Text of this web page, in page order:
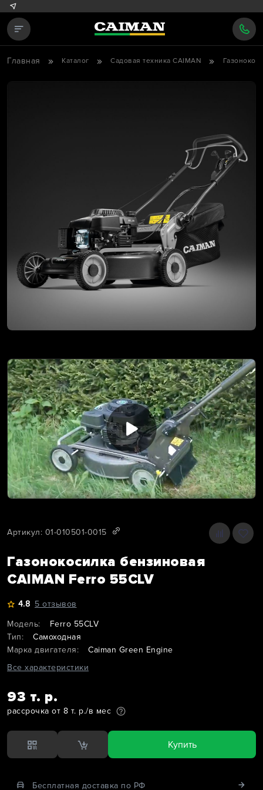
Главная Каталог Садовая техника CAIMAN
Артикул: 01-010501-0015
Газонокосилка бензиновая
CAIMAN Ferro 55CLV
4.8 5 отзывов
Модель:
Ferro 55CLV
Тип:
Самоходная
Марка двигателя:
Caiman Green Engine
Все характеристики
93 т. р.
рассрочка от 8 т. р./в мес
Купить
Бесплатная доставка по РФ